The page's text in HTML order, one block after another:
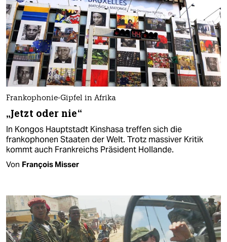
Frankophonie-Gipfel in Afrika
„Jetzt oder nie“
In Kongos Hauptstadt Kinshasa treffen sich die
frankophonen Staaten der Welt. Trotz massiver Kritik
kommt auch Frankreichs Präsident Hollande.
Von François Misser